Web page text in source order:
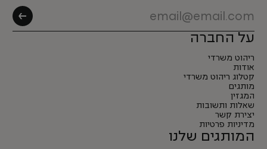
על החברה
ריהוט משרדי
אודות
קטלוג ריהוט משרדי
מותגים
המגזין
שאלות ותשובות
יצירת קשר
מדיניות פרטיות
המותגים שלנו